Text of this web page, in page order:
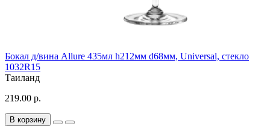
Бокал д/вина Allure 435мл h212мм d68мм, Universal, стекло
1032R15
Таиланд
219.00 р.
В корзину